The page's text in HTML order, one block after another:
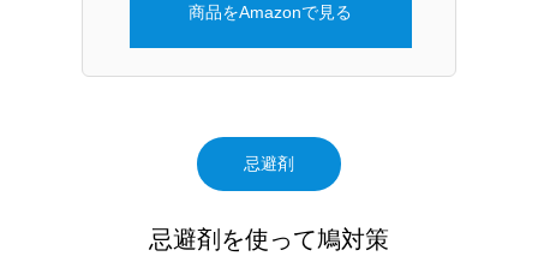
商品をAmazonで見る
忌避剤
忌避剤を使って鳩対策